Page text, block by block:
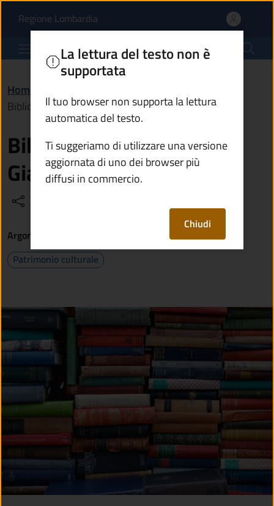
Biblioteca Comunale
Regione Lombardia(apre in un'altra scheda).
Comune di Marone
Home
Biblioteca Comunale "M. Giacomo Felappi"
Biblioteca Comunale "M.
Giacomo Felappi"
La lettura del testo non è
supportata
Il tuo browser non supporta la lettura
automatica del testo.
Ti suggeriamo di utilizzare una versione
aggiornata di uno dei browser più
diffusi in commercio.
Chiudi
Argomenti
Patrimonio culturale